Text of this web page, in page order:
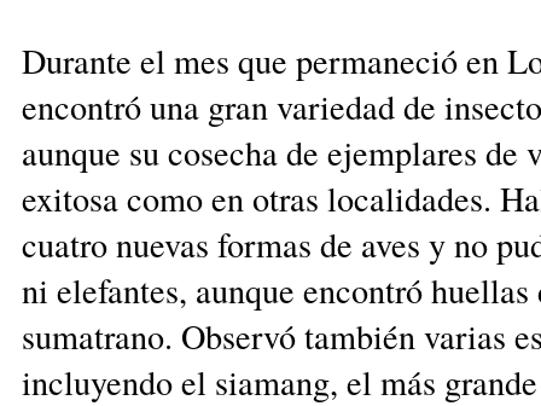
Durante el mes que permaneció en
encontró una gran va­rie­dad de
aunque su cosecha de ejemplares de
exitosa como en otras localidades.
cuatro nue­vas formas de aves y no
ni elefantes, aunque encontró
sumatrano. Ob­servó también varias
incluyendo el siamang, el más